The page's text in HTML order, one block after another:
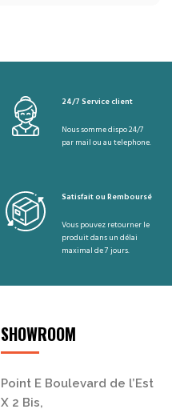
24/7 Service client
Nous somme dispo 24/7
par mail ou au telephone.
Satisfait ou Remboursé
Vous pouvez retourner le
produit dans un délai
maximal de 7 jours.
SHOWROOM
Point E Boulevard de l’Est
X 2 Bis,